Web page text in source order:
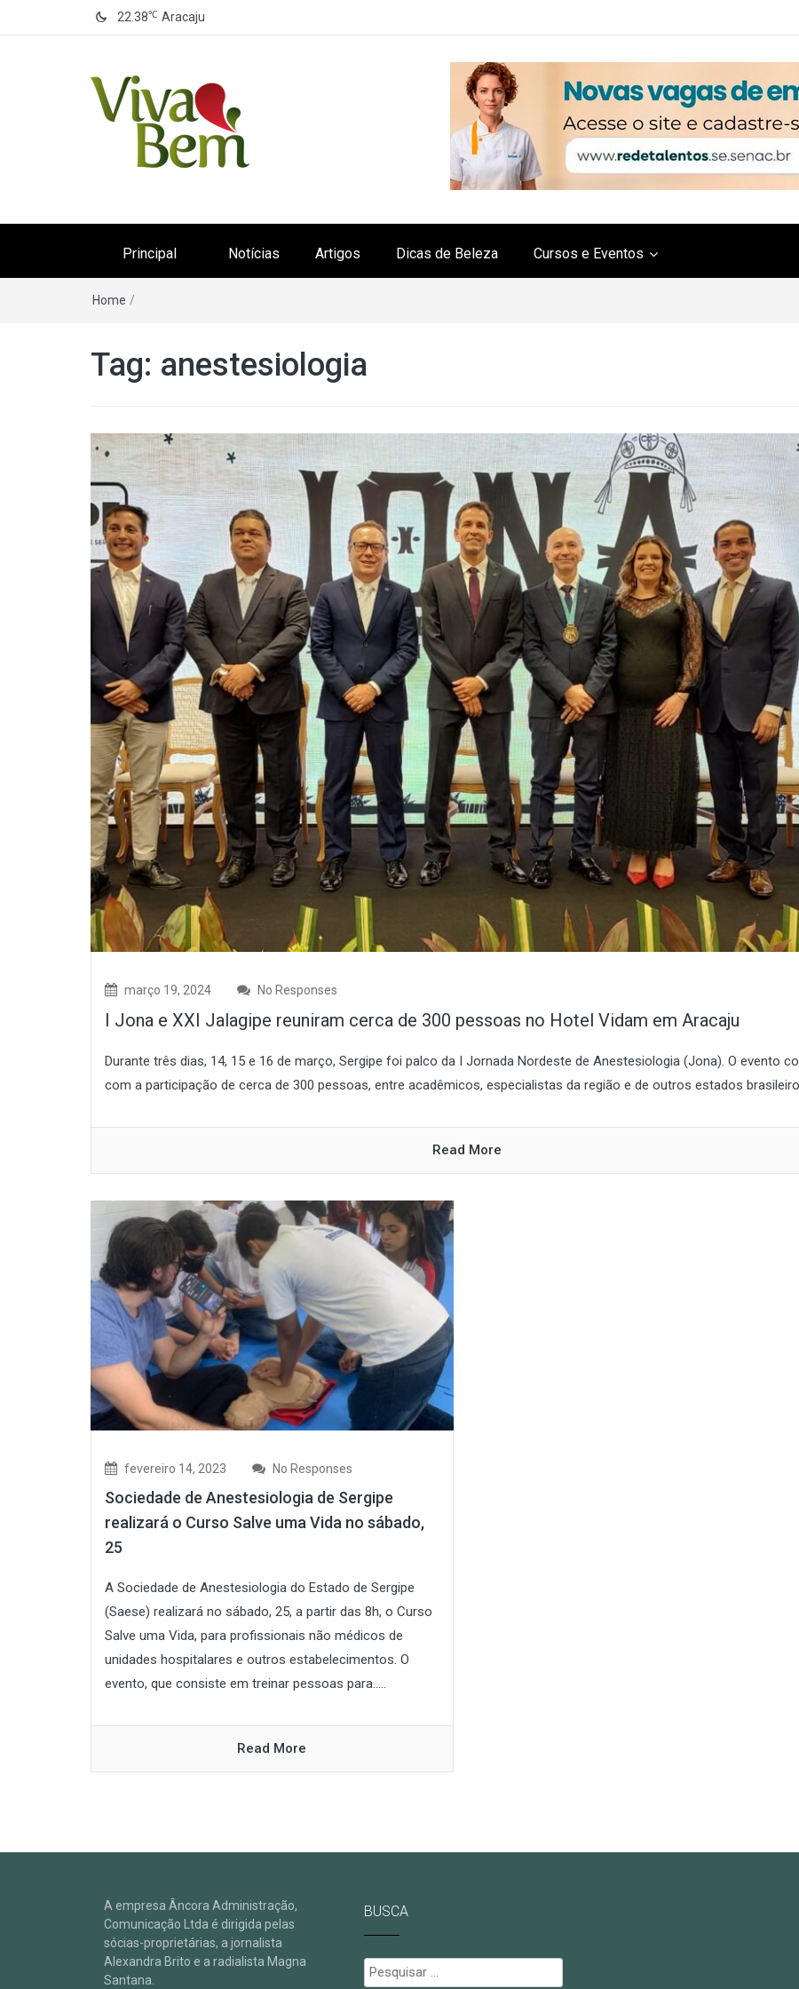
22.38℃ Aracaju
Principal Notícias Artigos Dicas de Beleza Cursos e Eventos
Home /
Tag: anestesiologia
março 19, 2024 No Responses
I Jona e XXI Jalagipe reuniram cerca de 300 pessoas no Hotel Vidam em Aracaju
Durante três dias, 14, 15 e 16 de março, Sergipe foi palco da I Jornada Nordeste de Anestesiologia (Jona). O evento
com a participação de cerca de 300 pessoas, entre acadêmicos, especialistas da região e de outros estados
Read More
fevereiro 14, 2023 No Responses
Sociedade de Anestesiologia de Sergipe
realizará o Curso Salve uma Vida no sábado,
25
A Sociedade de Anestesiologia do Estado de Sergipe
(Saese) realizará no sábado, 25, a partir das 8h, o Curso
Salve uma Vida, para profissionais não médicos de
unidades hospitalares e outros estabelecimentos. O
evento, que consiste em treinar pessoas para.....
Read More
A empresa Âncora Administração,
Comunicação Ltda é dirigida pelas
sócias-proprietárias, a jornalista
Alexandra Brito e a radialista Magna
Santana.
BUSCA
Pesquisar
por: